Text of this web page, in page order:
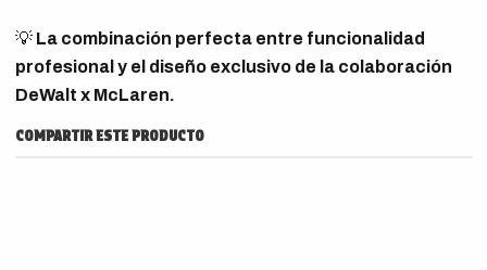
💡 La combinación perfecta entre funcionalidad
profesional y el diseño exclusivo de la colaboración
DeWalt x McLaren.
COMPARTIR ESTE PRODUCTO